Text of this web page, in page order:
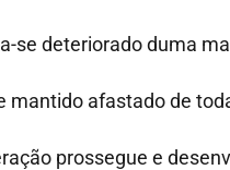
se deteriorado duma
mantido afastado de
prossegue e